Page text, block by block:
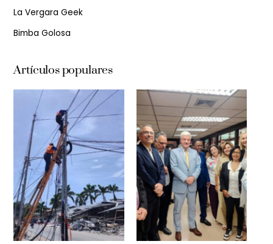
La Vergara Geek
Bimba Golosa
Artículos populares